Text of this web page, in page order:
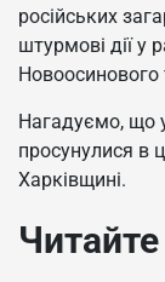
російських
штурмові дії у
Новоосинового
Нагадуємо, що
просунулися в
Харківщині.